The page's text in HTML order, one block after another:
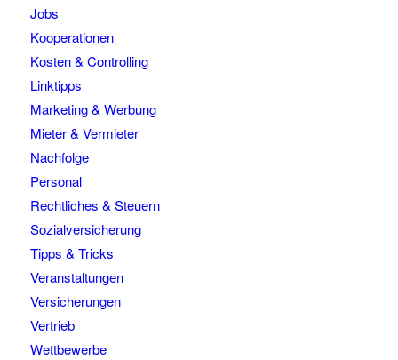
Jobs
Kooperationen
Kosten & Controlling
Linktipps
Marketing & Werbung
Mieter & Vermieter
Nachfolge
Personal
Rechtliches & Steuern
Sozialversicherung
Tipps & Tricks
Veranstaltungen
Versicherungen
Vertrieb
Wettbewerbe